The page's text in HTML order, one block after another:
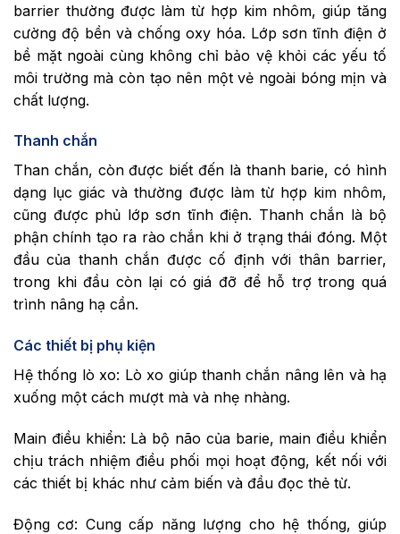
barrier thường được làm từ hợp kim nhôm, giúp tăng
cường độ bền và chống oxy hóa. Lớp sơn tĩnh điện ở
bề mặt ngoài cùng không chỉ bảo vệ khỏi các yếu tố
môi trường mà còn tạo nên một vẻ ngoài bóng mịn và
chất lượng.
Thanh chắn
Than chắn, còn được biết đến là thanh barie, có hình
dạng lục giác và thường được làm từ hợp kim nhôm,
cũng được phủ lớp sơn tĩnh điện. Thanh chắn là bộ
phận chính tạo ra rào chắn khi ở trạng thái đóng. Một
đầu của thanh chắn được cố định với thân barrier,
trong khi đầu còn lại có giá đỡ để hỗ trợ trong quá
trình nâng hạ cần.
Các thiết bị phụ kiện
Hệ thống lò xo: Lò xo giúp thanh chắn nâng lên và hạ
xuống một cách mượt mà và nhẹ nhàng.
Main điều khiển: Là bộ não của barie, main điều khiển
chịu trách nhiệm điều phối mọi hoạt động, kết nối với
các thiết bị khác như cảm biến và đầu đọc thẻ từ.
Động cơ: Cung cấp năng lượng cho hệ thống, giúp